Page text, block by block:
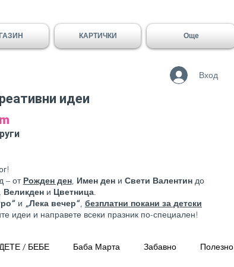
КАРТИЧКИ Още
идеи
– от Рожден ден, Имен дени Свети Валентиндо
, Великден и Цветница.
и „Лека вечер“, безплатни покани за детски
идеи и направете всеки празник по-специален!
/ БЕБЕ Баба Марта Забавно Полезно
Вход